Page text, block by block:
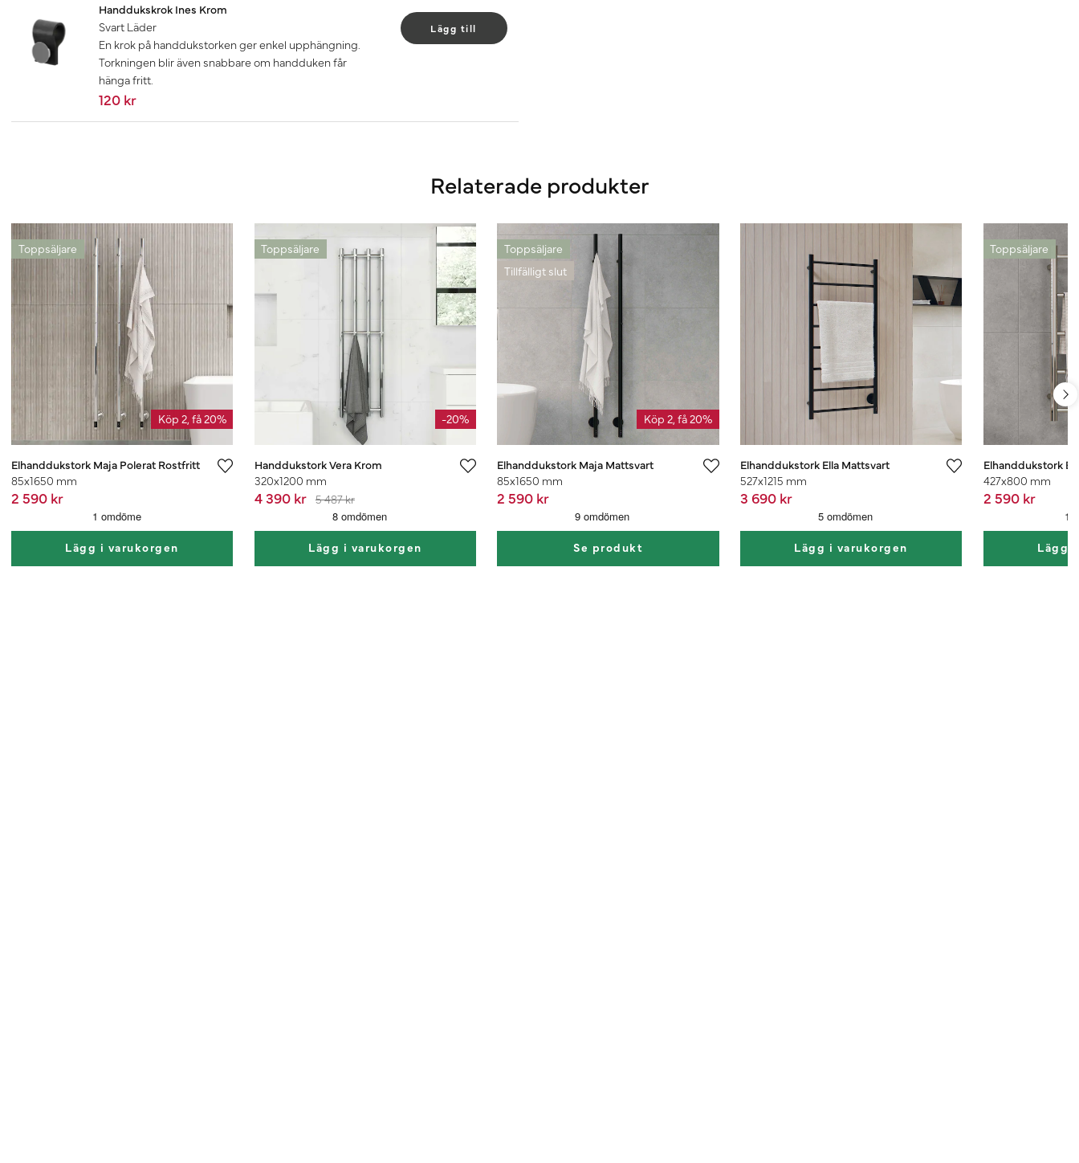
Handdukskrok Ines Krom
Svart Läder
En krok på handdukstorken ger enkel upphängning.
Torkningen blir även snabbare om handduken får
hänga fritt.
120 kr
Lägg till
Relaterade produkter
Toppsäljare
Köp 2, få 20%
Elhanddukstork Maja Polerat Rostfritt
85x1650 mm
2 590 kr
Lägg i varukorgen
Toppsäljare
-20%
Handdukstork Vera Krom
320x1200 mm
4 390 kr 5 487 kr
Lägg i varukorgen
Toppsäljare
Tillfälligt slut
Köp 2, få 20%
Elhanddukstork Maja Mattsvart
85x1650 mm
2 590 kr
Se produkt
Elhanddukstork Ella Mattsvart
527x1215 mm
3 690 kr
Lägg i varukorgen
Toppsäljare
Elhanddukstork
427x800 mm
2 590 kr
Lägg